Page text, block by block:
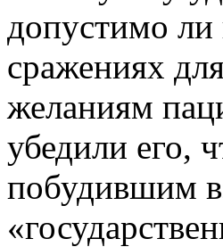
допустимо ли
сражениях
желаниям
убедили его,
побудившим